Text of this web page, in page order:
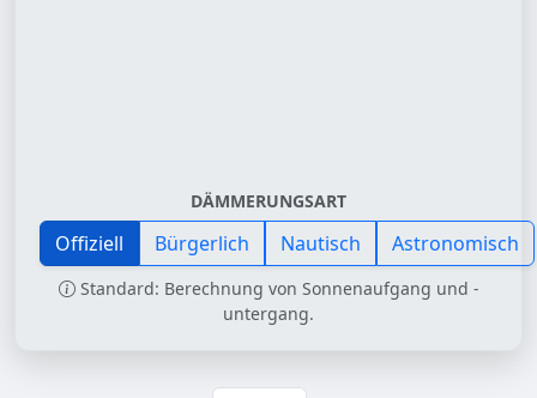
DÄMMERUNGSART
Offiziell Bürgerlich Nautisch Astronomisch
Standard: Berechnung von Sonnenaufgang und -
untergang.